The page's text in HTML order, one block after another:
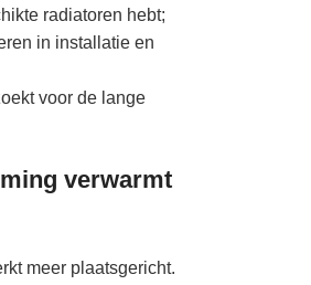
radiatoren hebt;
in installatie en
voor de lange
verwarmt
meer plaatsgericht.